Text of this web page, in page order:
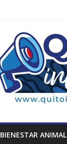
BIENESTAR ANIMAL